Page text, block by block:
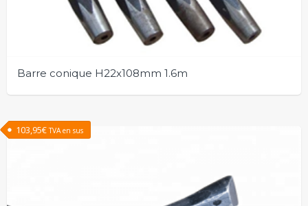
Barre conique H22x108mm 1.6m
103,95€ TVA en sus